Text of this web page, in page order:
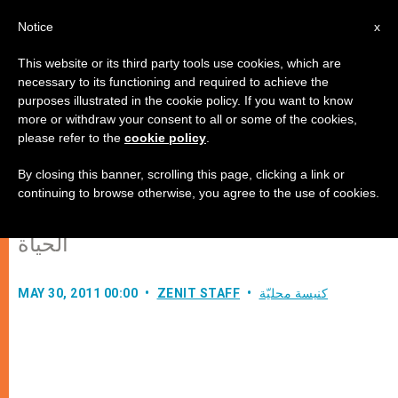
عددُ المسجّلين في اليوم العالمي
للشبيبة وصلَ إلى 400.000 لحدّ الآن
الحياة
MAY 30, 2011 00:00 ZENIT STAFF كنيسة محليّة
x
Notice
This website or its third party tools use cookies, which are
necessary to its functioning and required to achieve the
purposes illustrated in the cookie policy. If you want to know
more or withdraw your consent to all or some of the cookies,
please refer to the cookie policy
By closing this banner, scrolling this page, clicking a link or
continuing to browse otherwise, you agree to the use of cookies.